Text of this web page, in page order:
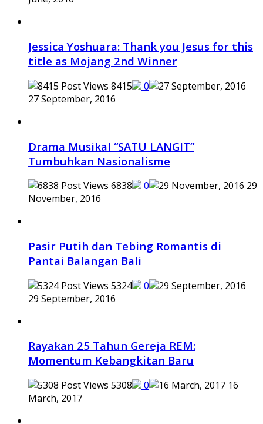
Jessica Yoshuara: Thank you Jesus for this
title as Mojang 2nd Winner
8415
0
27 September, 2016
Drama Musikal “SATU LANGIT”
Tumbuhkan Nasionalisme
6838 0
29
November, 2016
Pasir Putih dan Tebing Romantis di
Pantai Balangan Bali
5324
0
29 September, 2016
Rayakan 25 Tahun Gereja REM:
Momentum Kebangkitan Baru
5308 0
16
March, 2017